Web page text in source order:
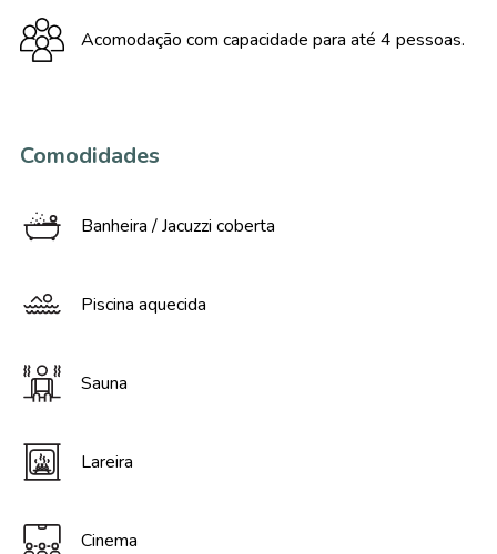
Acomodação com capacidade para até 4 pessoas.
Comodidades
Banheira / Jacuzzi coberta
Piscina aquecida
Sauna
Lareira
Cinema